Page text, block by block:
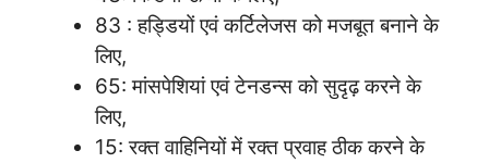
83 : हड्डियों एवं कर्टिलेजस को मजबूत बनाने के
लिए,
65: मांसपेशियां एवं टेनडन्स को सुदृढ़ करने के
लिए,
15: रक्त वाहिनियों में रक्त प्रवाह ठीक करने के